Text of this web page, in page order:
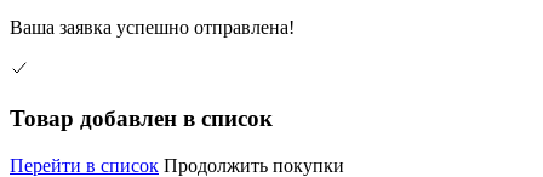
Ваша заявка успешно отправлена!
Товар добавлен в список
Перейти в список Продолжить покупки